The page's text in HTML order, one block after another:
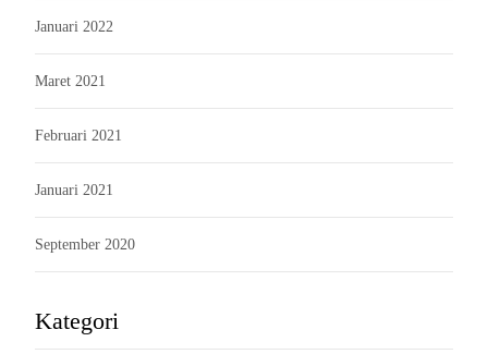
Januari 2022
Maret 2021
Februari 2021
Januari 2021
September 2020
Kategori